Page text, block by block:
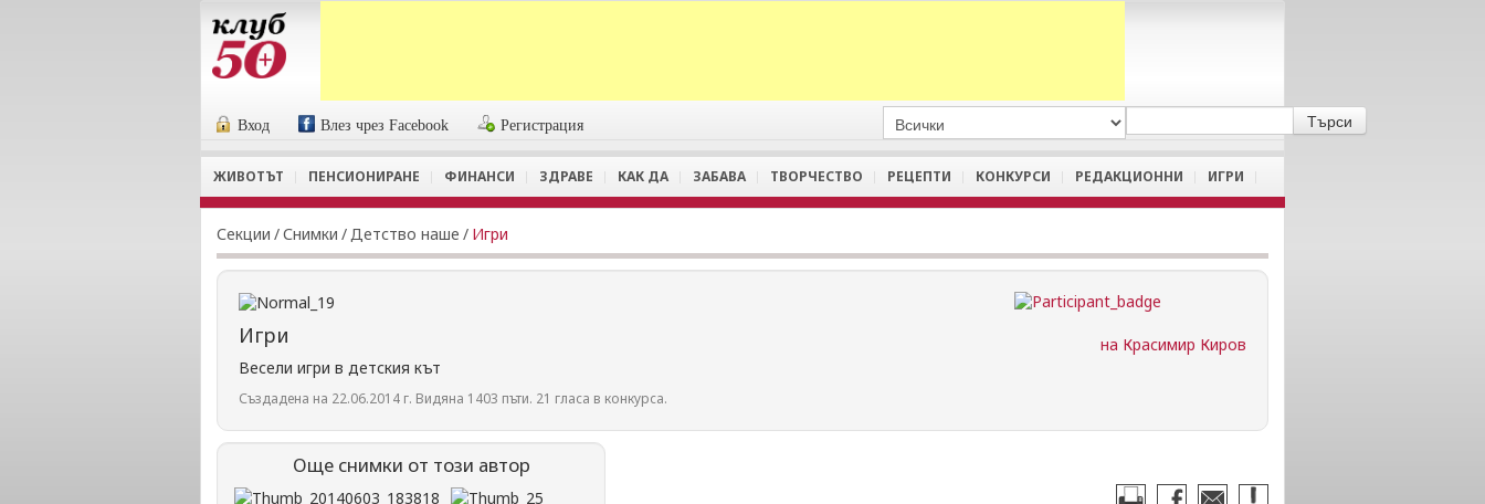
Вход Влез чрез Facebook Регистрация
ЖИВОТЪТ ПЕНСИОНИРАНЕ ФИНАНСИ ЗДРАВЕ КАК ДА ЗАБАВА ТВОРЧЕСТВО РЕЦЕПТИ КОНКУРСИ РЕДАКЦИОННИ ИГРИ
Секции /Снимки /Детство наше / Игри
на Красимир Киров
Игри
Весели игри в детския кът
Създадена на 22.06.2014 г. Видяна 1403 пъти. 21 гласа в конкурса.
Още снимки от този автор